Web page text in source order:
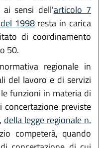
ai sensi dell'articolo 7
1998resta in carica
di coordinamento
50.
regionale in
del lavoro e di servizi
funzioni in materia di
previste
della legge regionale n.
competerà, quando